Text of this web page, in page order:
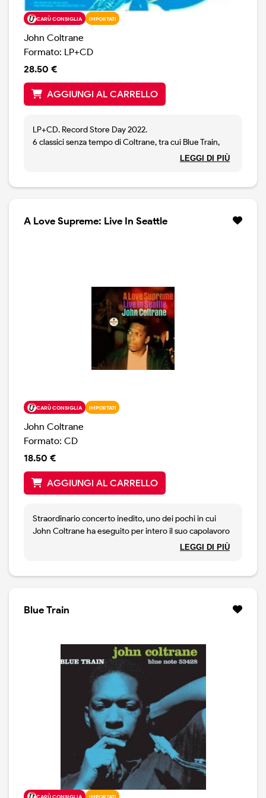
CARÙ CONSIGLIA IMPORTATI
John Coltrane
Formato: LP+CD
28.50 €
AGGIUNGI AL CARRELLO
LP+CD. Record Store Day 2022.
6 classici senza tempo di Coltrane, tra cui Blue Train,
Naima, My Favorite Things, Giant Steps. Edizione molto
LEGGI DI PIÙ
A Love Supreme: Live In Seattle
CARÙ CONSIGLIA IMPORTATI
John Coltrane
Formato: CD
18.50 €
AGGIUNGI AL CARRELLO
Straordinario concerto inedito, uno dei pochi in cui
John Coltrane ha eseguito per intero il suo capolavoro
assoluto.Un concerto ritrovato per caso, tra le
quartetto (McCoy Tyner, Jimmy Garrison, Elvin Jones)
LEGGI DI PIÙ
Blue Train
CARÙ CONSIGLIA IMPORTATI